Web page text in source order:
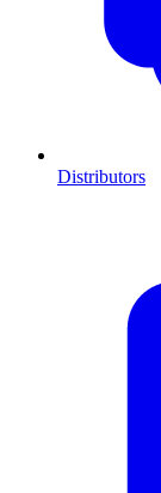
Distributors